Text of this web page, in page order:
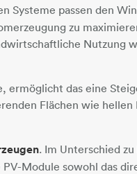
Systeme passen den
zu
Nutzung
ermöglicht das eine
Flächen wie hellen
. Im Unterschied
Module sowohl das